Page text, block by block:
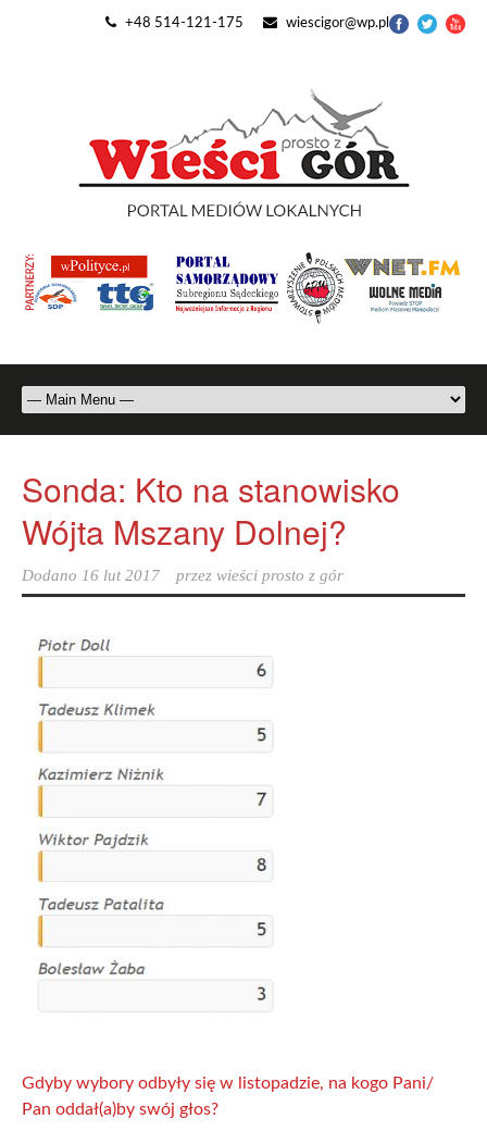
+48 514-121-175 wiescigor@wp.pl
Sonda: Kto na stanowisko
Wójta Mszany Dolnej?
Dodano 16 lut 2017 przez wieści prosto z gór
Gdyby wybory odbyły się w listopadzie, na kogo Pani/
Pan oddał(a)by swój głos?